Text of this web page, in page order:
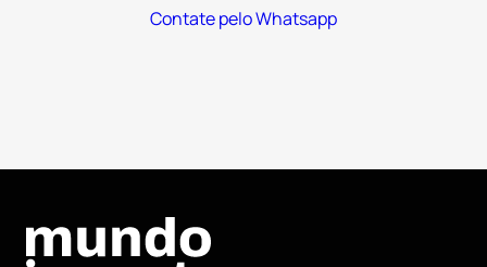
Contate pelo Whatsapp